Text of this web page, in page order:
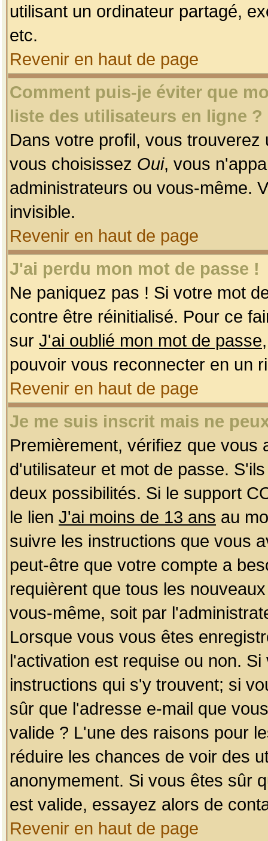
utilisant un ordinateur partagé,
etc.
Revenir en haut de page
Comment puis-je éviter que
liste des utilisateurs en ligne ?
Dans votre profil, vous
vous choisissez Oui, vous
administrateurs ou vous-même.
invisible.
Revenir en haut de page
J'ai perdu mon mot de passe !
Ne paniquez pas ! Si votre mot
contre être réinitialisé. Pour ce
sur J'ai oublié mon mot de passe
pouvoir vous reconnecter en un
Revenir en haut de page
Je me suis inscrit mais ne
Premièrement, vérifiez que
d'utilisateur et mot de passe.
deux possibilités. Si le support
le lien J'ai moins de 13 ans au
suivre les instructions que vous
peut-être que votre compte a
requièrent que tous les
vous-même, soit par
Lorsque vous vous êtes
l'activation est requise ou non.
instructions qui s'y trouvent; si
sûr que l'adresse e-mail que
valide ? L'une des raisons pour
réduire les chances de voir des
anonymement. Si vous êtes sûr
est valide, essayez alors de
Revenir en haut de page